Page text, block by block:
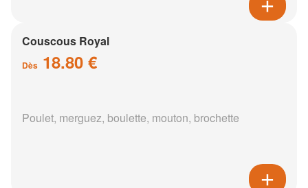
Couscous Royal
Dès 18.80 €
Poulet, merguez, boulette, mouton, brochette